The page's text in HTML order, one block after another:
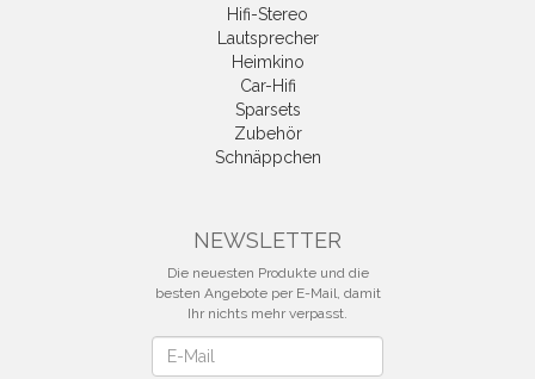
Hifi-Stereo
Lautsprecher
Heimkino
Car-Hifi
Sparsets
Zubehör
Schnäppchen
NEWSLETTER
Die neuesten Produkte und die
besten Angebote per E-Mail, damit
Ihr nichts mehr verpasst.